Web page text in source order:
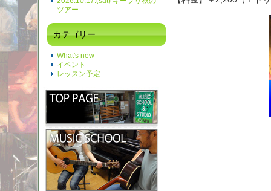
ツアー
カテゴリー
What's new
イベント
レッスン予定